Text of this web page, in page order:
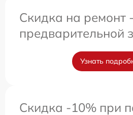
Скидка на ремонт
предварительной
Узнать
Скидка -10% при